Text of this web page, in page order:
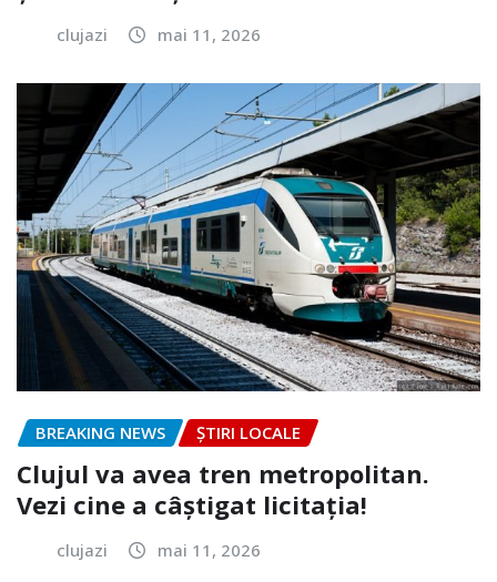
clujazi mai 11, 2026
BREAKING NEWS ȘTIRI LOCALE
Clujul va avea tren metropolitan.
Vezi cine a câștigat licitația!
clujazi mai 11, 2026